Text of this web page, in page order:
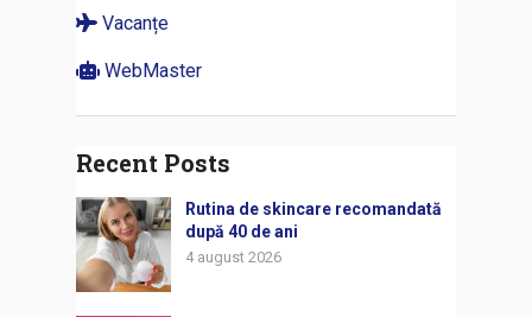
Vacanțe
WebMaster
Recent Posts
Rutina de skincare recomandată
după 40 de ani
4 august 2026